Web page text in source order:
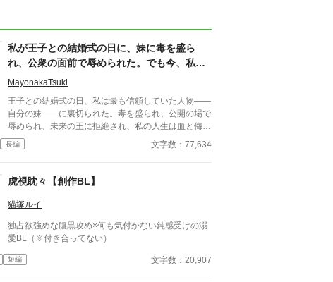
私が王子との結婚式の日に、妹に毒を盛ら
れ、公衆の面前で辱められた。でも今、私は
時を戻し、運命を変えに来た。
MayonakaTsuki
王子との結婚式の日、私は最も信頼していた人物――
自分の妹――に裏切られた。毒を盛られ、公開の場で
辱められ、未来の王に拒絶され、私の人生は血と侮辱
の中でそこで終わったかのように思えた。しかし、死
が私を迎えたとき、不可能なことが起きた――私は同
そして一撃の記憶をそのまま覚えていた。今、二度目
実を突き止め、奪われたものを取り戻し、私を破滅さ
のままではない。何も許されない。
長編 文字数：77,634
虎視眈々【創作BL】
猫塚ルイ
独占欲強めな腹黒攻め×何も気付かない鈍感受けの溺
愛BL（※付き合ってない）
短編 文字数：20,907